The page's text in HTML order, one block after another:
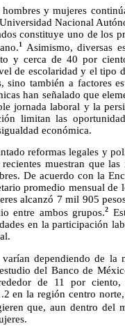
y mujeres
Nacional
constituye uno de los
1Asimismo, diversas
y cerca de 40 por
de escolaridad y el tipo
sino también a factores
han señalado que
jornada laboral y la
limitan las
económica.
reformas legales y
muestran que
De acuerdo con la
promedio mensual de
alcanzó 7 mil 905
entre ambos grupos.2
en la participación
dependiendo de
del Banco de
de 11 por ciento,
en la región centro
que, aun dentro del